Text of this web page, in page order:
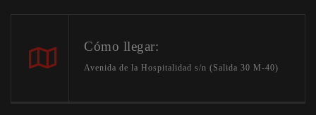
Cómo llegar:
Avenida de la Hospitalidad s/n (Salida 30 M-40)